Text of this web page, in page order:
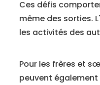
Ces défis
même des sorties.
les activités des
Pour les frères et
peuvent